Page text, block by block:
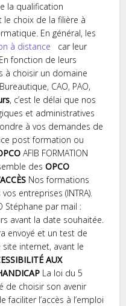
la qualification
le choix de la filière à
En général, les
à distance car leur
fonction de leurs
à choisir un domaine
CAO, PAO,
, c’est le délai que nos
et administratives
à vos demandes de
post formation ou
AFIB FORMATION
desOPCO
Nos formations
entreprises (INTRA).
Stéphane par mail :
avant la date souhaitée.
envoyé et un test de
internet, avant le
AUX
La loi du 5
de choisir son avenir
l’accès à l’emploi